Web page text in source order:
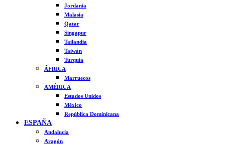
Jordania
Malasia
Qatar
Singapur
Tailandia
Taiwán
Turquía
ÁFRICA
Marruecos
AMÉRICA
Estados Unidos
México
República Dominicana
ESPAÑA
Andalucía
Aragón